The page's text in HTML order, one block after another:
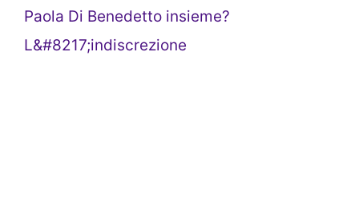
Paola Di Benedetto insieme?
L&#8217;indiscrezione